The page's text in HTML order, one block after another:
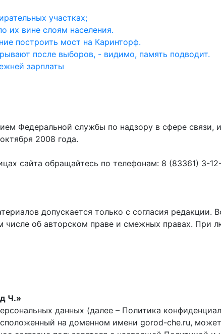
участках;
их вине слоям населения.
построить мост на Каринторф.
после выборов, - видимо, память подводит.
зарплаты
Федеральной службы по надзору в сфере
2008 года.
сайта обращайтесь по телефонам: 8 (83361) 3-
допускается только с согласия редакции.
числе об авторском праве и смежных правах. При
Ч.»
данных (далее – Политика
на доменном имени gorod-che.ru,